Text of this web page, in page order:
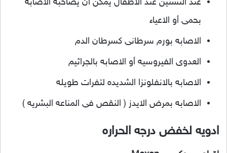
عند التسنين عند الاطفال يمكن ان يصاحبه الاصابه
بحمى أو الاعياء
الاصابه بورم سرطانى كسرطان الدم
العدوى الفيروسيه أو الاصابه بالجراثيم
الاصابه بالانفلونزا الشديده لتفرات طويله
الاصابه بمرض الايدز ( النقص فى المناعه البشريه )
ادويه لخفض درجه الحراره